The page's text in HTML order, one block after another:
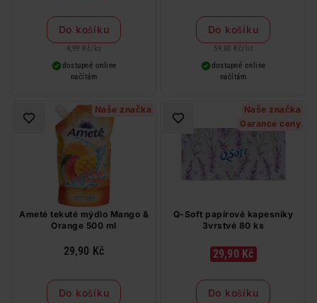
Do košíku
4,99 Kč/ ks
dostupné online
načítám
Do košíku
59,80 Kč/ lit
dostupné online
načítám
Naše značka
Ameté tekuté mýdlo Mango &
Orange 500 ml
29,90 Kč
Do košíku
Naše značka
Garance ceny
Q-Soft papírové kapesníky
3vrstvé 80 ks
29,90 Kč
Do košíku